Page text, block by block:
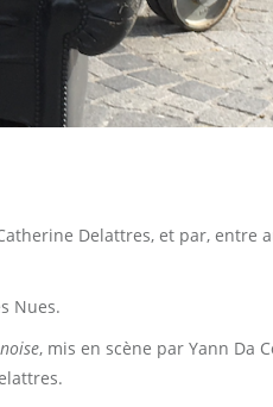
Delattres, et par, entre
Nues.
, mis en scène par Yann Da